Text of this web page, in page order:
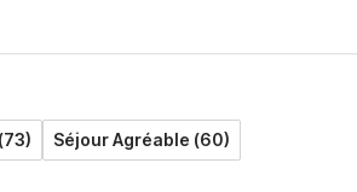
Séjour Agréable (60)